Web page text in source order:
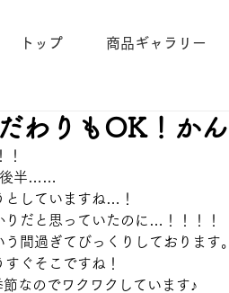
トップ 商品ギャラリー
わりもOK！か
！
後半……
としていますね…！
りだと思っていたのに…！！！！
間過ぎてびっくりしております。
ぐそこですね！
なのでワクワクしています♪